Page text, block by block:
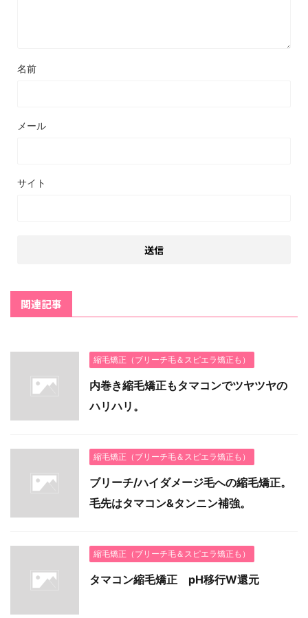
名前
メール
サイト
関連記事
縮毛矯正（ブリーチ毛＆スピエラ矯正も）
内巻き縮毛矯正もタマコンでツヤツヤの
ハリハリ。
縮毛矯正（ブリーチ毛＆スピエラ矯正も）
ブリーチ/ハイダメージ毛への縮毛矯正。
毛先はタマコン&タンニン補強。
縮毛矯正（ブリーチ毛＆スピエラ矯正も）
タマコン縮毛矯正 pH移行W還元